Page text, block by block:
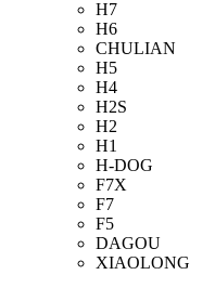
H7
H6
CHULIAN
H5
H4
H2S
H2
H1
H-DOG
F7X
F7
F5
DAGOU
XIAOLONG